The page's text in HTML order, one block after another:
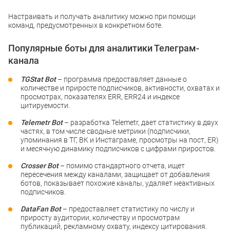
Настраивать и получать аналитику можно при помощи
команд, предусмотренных в конкретном боте.
Популярные боты для аналитики Телеграм-
канала
TGStat Bot– программа предоставляет данные о
количестве и приросте подписчиков, активности, охватах и
просмотрах, показателях ERR, ERR24 и индексе
цитируемости.
Telemetr Bot– разработка Telemetr, дает статистику в двух
частях, в том числе сводные метрики (подписчики,
упоминания в ТГ, ВК и Инстаграме, просмотры на пост, ER)
и месячную динамику подписчиков с цифрами приростов.
Crosser Bot– помимо стандартного отчета, ищет
пересечения между каналами, защищает от добавления
ботов, показывает похожие каналы, удаляет неактивных
подписчиков.
DataFan Bot– предоставляет статистику по числу и
приросту аудитории, количеству и просмотрам
публикаций, рекламному охвату, индексу цитирования.